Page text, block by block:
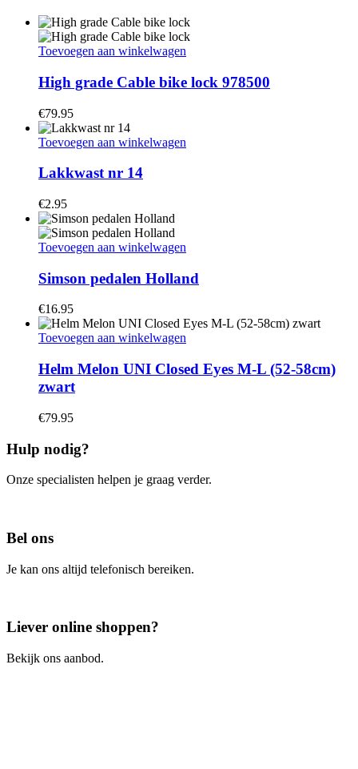
Toevoegen aan winkelwagen
High grade Cable bike lock 978500
€79.95
Toevoegen aan winkelwagen
Lakkwast nr 14
€2.95
Toevoegen aan winkelwagen
Simson pedalen Holland
€16.95
Toevoegen aan winkelwagen
Helm Melon UNI Closed Eyes M-L (52-58cm)
zwart
€79.95
Hulp nodig?
Onze specialisten helpen je graag verder.
Bel ons
Je kan ons altijd telefonisch bereiken.
Liever online shoppen?
Bekijk ons aanbod.